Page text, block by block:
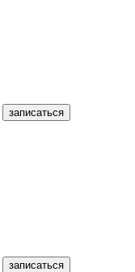
записаться
записаться